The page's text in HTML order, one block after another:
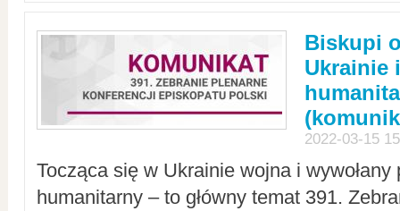
Biskupi
Ukrainie
2022-03-15
Tocząca się w Ukrainie wojna i
humanitarny – to główny temat 391.